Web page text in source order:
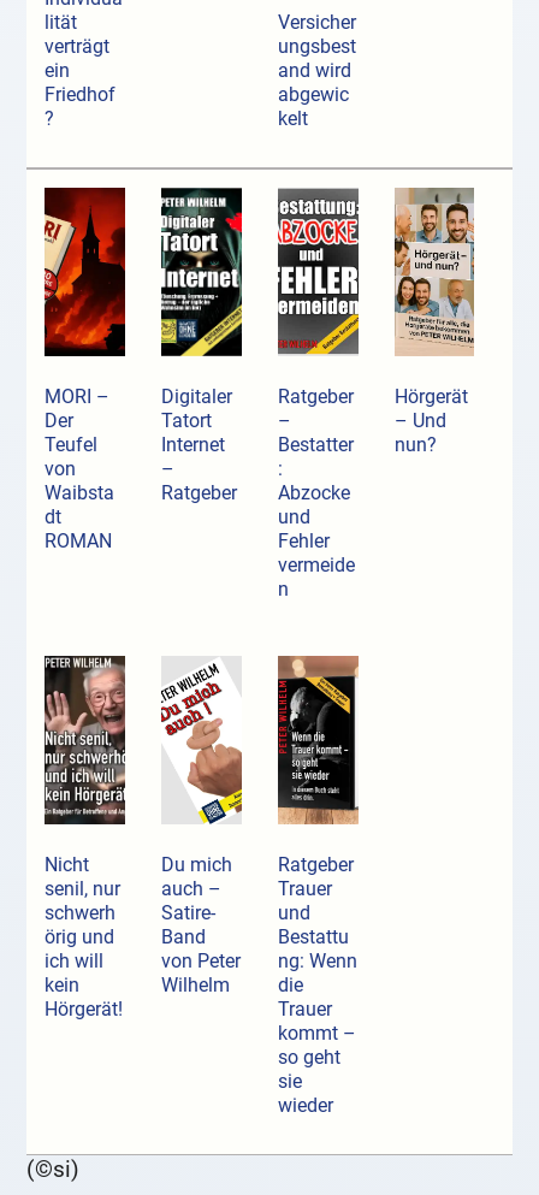
lität
verträgt
ein
Friedhof
?
Versicher
ungsbest
and wird
abgewic
kelt
MORI –
Der
Teufel
von
Waibsta
dt
ROMAN
Digitaler
Tatort
Internet
–
Ratgeber
Ratgeber
–
Bestatter
:
Abzocke
und
Fehler
vermeide
n
Hörgerät
– Und
nun?
Nicht
senil, nur
schwerh
örig und
ich will
kein
Hörgerät!
Du mich
auch –
Satire-
Band
von Peter
Wilhelm
Ratgeber
Trauer
und
Bestattu
ng: Wenn
die
Trauer
kommt –
so geht
sie
wieder
(©si)